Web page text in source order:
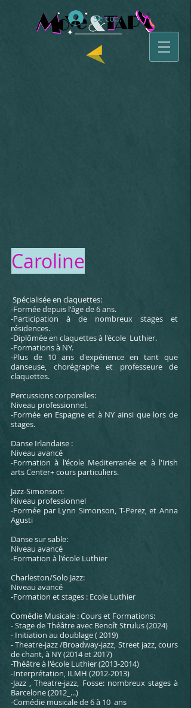
Se connecter
Caroline
Spécialisée en claquettes:
-Formée depuis l'âge de 6 ans.
-Participation à de nombreux stages et
résidences.
-Diplômée en claquettes à l'école Luthier.
-Formations à NY.
-Plus de 10 ans d'expérience en tant que
danseuse, chorégraphe et professeure de
claquettes.
Percussions corporelles:
Niveau professionnel.
-Formée en Espagne et à NY ainsi que lors de
stages.
Danse Irlandaise :
Niveau avancé
-Formation à l'école Mediterranée et à l'Irish
arts Center+ cours particuliers.
Jazz-Simonson:
Niveau professionnel
-Formée par Lynn Simonson, T-Perez, et Anna
Agusti
Danse sur sable:
Niveau avancé
-Formation à l'école Luthier
Charleston/Solo Jazz:
Niveau avancé
-Formation et stages : Ecole Luthier
Comédie Musicale : Cours et Formations:
- Stage de Théâtre avec Benoît Strulus (2024)
- Initiation au doublage ( 2019)
- Theatre-jazz /Broadway-jazz, Street jazz, cours
de chant, à NY (2014 et 2017)
-Théâtre à l'école Luthier(2013-2014)
-Interprétation, ILMH (2012-2013)
-Jazz , Theatre-jazz, Fosse: nombreux stages à
Barcelone (2012_...)
-Comédie musicale de 6 à 10 ans